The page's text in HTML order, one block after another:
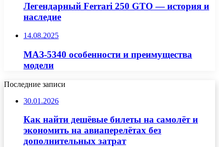
Легендарный Ferrari 250 GTO — история и
наследие
14.08.2025
МАЗ-5340 особенности и преимущества
модели
Последние записи
30.01.2026
Как найти дешёвые билеты на самолёт и
экономить на авиаперелётах без
дополнительных затрат